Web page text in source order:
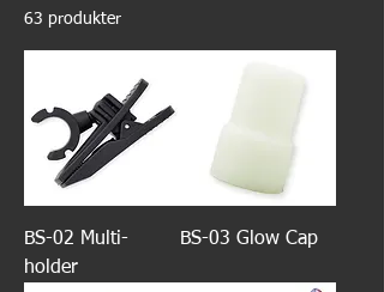
63 produkter
BS-02 Multi-
holder
BS-03 Glow Cap